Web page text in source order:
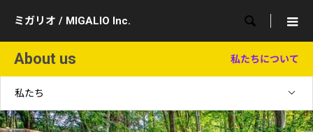
ミガリオ / MIGALIO Inc. 
About us 私たちについて
私たち